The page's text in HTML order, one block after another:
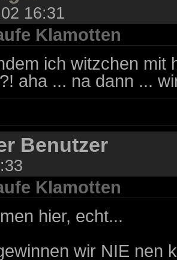
16:31
Klamotten
ich witzchen
aha ... na dann ...
Benutzer
Klamotten
hier, echt...
wir NIE nen